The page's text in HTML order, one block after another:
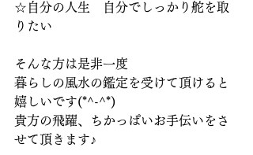
☆自分の人生　自分でしっかり舵を取
りたい
そんな方は是非一度
暮らしの風水の鑑定を受けて頂けると
嬉しいです(*^-^*)
貴方の飛躍、ちかっぱいお手伝いをさ
せて頂きます♪